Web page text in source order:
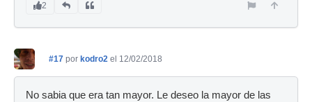
2
#17 por kodro2 el 12/02/2018
No sabia que era tan mayor. Le deseo la mayor de las